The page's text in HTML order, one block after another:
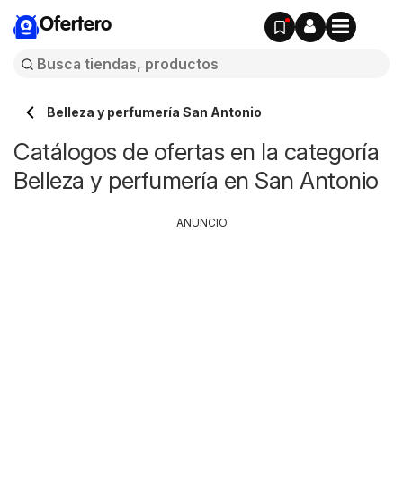
Ofertero
Belleza y perfumería San Antonio
Catálogos de ofertas en la categoría
Belleza y perfumería en San Antonio
ANUNCIO